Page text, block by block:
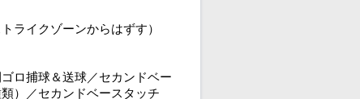
ライクゾーンからはずす）
ロ捕球＆送球／セカンドベー
）／セカンドベースタッチ